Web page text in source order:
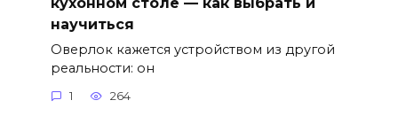
научиться
Оверлок кажется устройством из другой
реальности: он
1 264